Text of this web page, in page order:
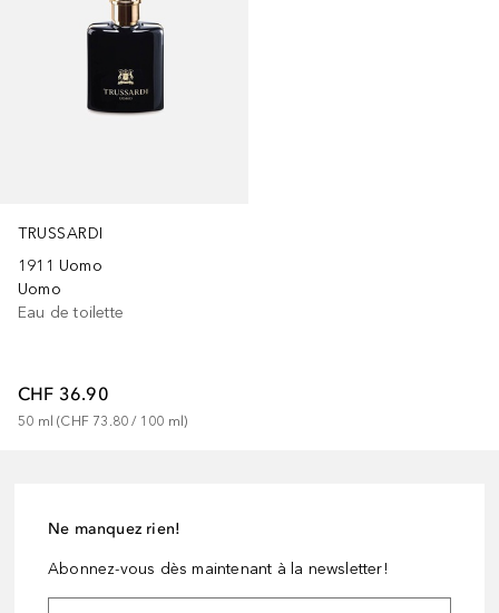
TRUSSARDI
1911 Uomo
Uomo
Eau de toilette
CHF 36.90
50 ml (CHF 73.80 / 100 ml)
Ne manquez rien!
Abonnez-vous dès maintenant à la newsletter!